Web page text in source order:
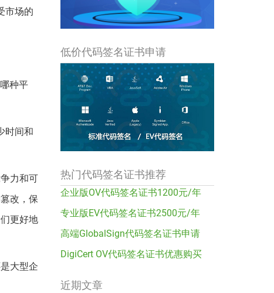
市场的
种平
时间和
力和可
改，保
更好地
大型企
低价代码签名证书申请
热门代码签名证书推荐
企业版OV代码签名证书1200元/年
专业版EV代码签名证书2500元/年
高端GlobalSign代码签名证书申请
DigiCert OV代码签名证书优惠购买
近期文章